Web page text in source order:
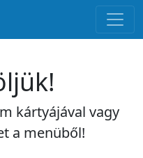
kártyájával vagy
a menüből!